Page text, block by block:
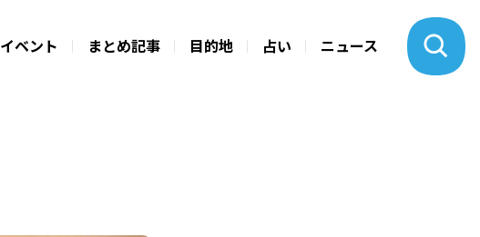
イベント まとめ記事 目的地 占い ニュース